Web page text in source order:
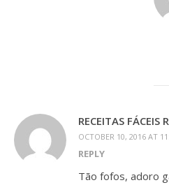
RECEITAS FÁCEIS
OCTOBER 10, 2016 AT
REPLY
Tão fofos, adoro